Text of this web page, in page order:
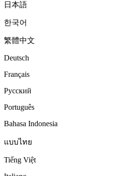
日本語
한국어
繁體中文
Deutsch
Français
Русский
Português
Bahasa Indonesia
แบบไทย
Tiếng Việt